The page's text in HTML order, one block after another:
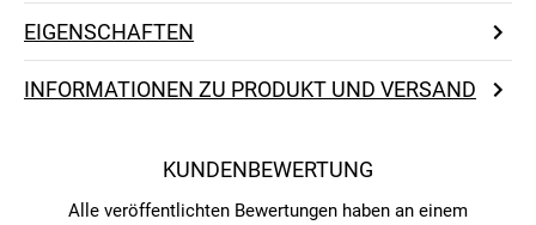
EIGENSCHAFTEN
INFORMATIONEN ZU PRODUKT UND VERSAND
KUNDENBEWERTUNG
Alle veröffentlichten Bewertungen haben an einem